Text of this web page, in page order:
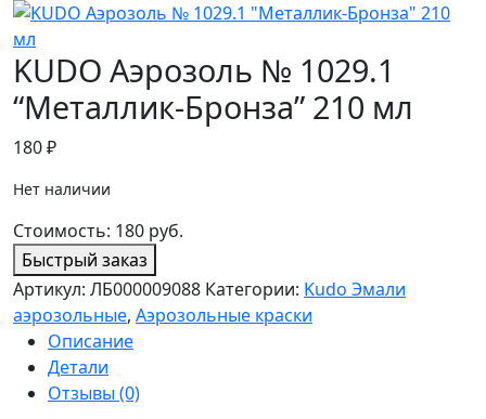
KUDO Аэрозоль № 1029.1
“Металлик-Бронза” 210 мл
180₽
Нет наличии
Стоимость: 180 руб.
Быстрый заказ
Артикул: ЛБ000009088 Категории: Kudo Эмали
аэрозольные, Аэрозольные краски
Описание
Детали
Отзывы (0)